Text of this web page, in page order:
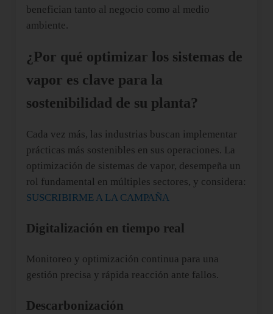
benefician tanto al negocio como al medio
ambiente.
¿Por qué optimizar los sistemas de
vapor es clave para la
sostenibilidad de su planta?
Cada vez más, las industrias buscan implementar
prácticas más sostenibles en sus operaciones. La
optimización de sistemas de vapor, desempeña un
rol fundamental en múltiples sectores, y considera:
SUSCRIBIRME A LA CAMPAÑA
Digitalización en tiempo real
Monitoreo y optimización continua para una
gestión precisa y rápida reacción ante fallos.
Descarbonización